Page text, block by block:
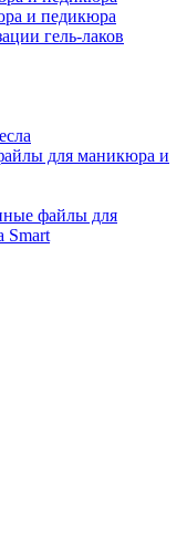
и педикюра
гель-лаков
для маникюра и
файлы для
Smart